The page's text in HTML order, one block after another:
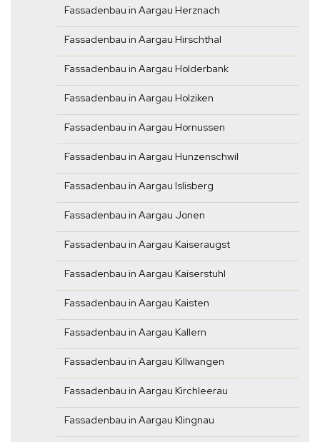
Fassadenbau in Aargau Herznach
Fassadenbau in Aargau Hirschthal
Fassadenbau in Aargau Holderbank
Fassadenbau in Aargau Holziken
Fassadenbau in Aargau Hornussen
Fassadenbau in Aargau Hunzenschwil
Fassadenbau in Aargau Islisberg
Fassadenbau in Aargau Jonen
Fassadenbau in Aargau Kaiseraugst
Fassadenbau in Aargau Kaiserstuhl
Fassadenbau in Aargau Kaisten
Fassadenbau in Aargau Kallern
Fassadenbau in Aargau Killwangen
Fassadenbau in Aargau Kirchleerau
Fassadenbau in Aargau Klingnau